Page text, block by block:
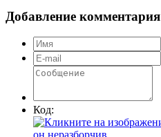
Добавление комментария
Код: